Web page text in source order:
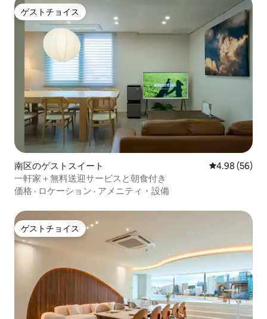
ゲストチョイス
ゲストチョイス
南区のゲストスイート レビュー56
4.98 (56)
一軒家＋無料送迎サービスと朝食付き
価格 · ロケーション · アメニティ・設備
ゲストチョイス
ゲストチョイス